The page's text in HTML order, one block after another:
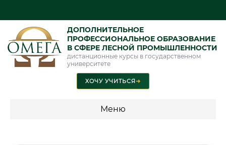
ДОПОЛНИТЕЛЬНОЕ
ПРОФЕССИОНАЛЬНОЕ ОБРАЗОВАНИЕ
В СФЕРЕ ЛЕСНОЙ ПРОМЫШЛЕННОСТИ
дистанционные курсы в государственном
университете
ХОЧУ УЧИТЬСЯ➜
Меню